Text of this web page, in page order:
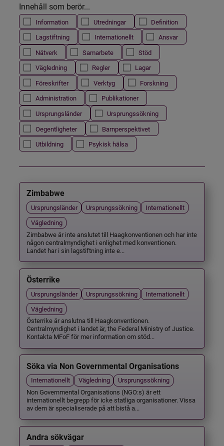
Innehåll som berör...
Information Utredningar
Definition
Lagstiftning
Internationellt
Ansvar
Nätverk
Samarbete
Stöd
Vägledning
Regler
Lagar
Föreskrifter
Verktyg
Forskning
Administration
Publikationer
Ursprungsländer
Ursprungssökning
Oegentligheter
Barnperspektivet
Utbildning
Psykisk hälsa
Zimbabwe
Ursprungsländer Ursprungssökning
Internationellt
Vägledning
Zimbabwe är inte anslutet till Haagkonventionen och har inte
någon centralmyndighet i enlighet med konventionen.
Landet har i sin lagstiftning inte e...
Österrike
Ursprungsländer Ursprungssökning
Internationellt
Vägledning
Österrike är anslutna till Haagkonventionen.
Centralmyndighet i landet är, the Federal Ministry of Justice.
Kontakta MFoF för mer information om stöd...
Söka via Non Governmental Organisations
Internationellt Vägledning
Ursprungssökning
Non Governmental Organisations (NGO:s) är ett
internationellt begrepp för icke statliga organisationer. Vissa
av dem är specialiserade på att bistå a...
Andra sökvägar